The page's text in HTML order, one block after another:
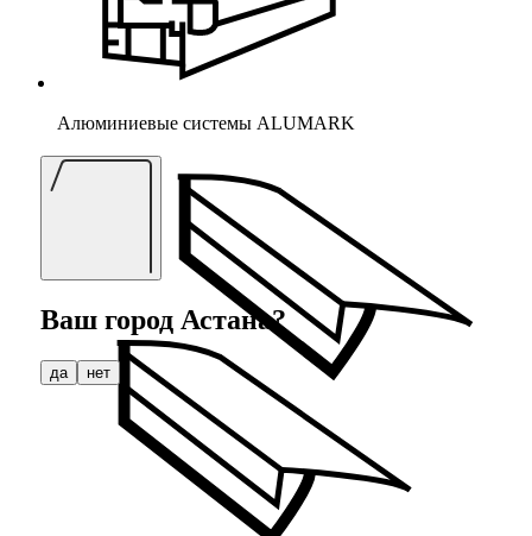
Алюминиевые системы ALUMARK
Ваш город Астана?
да нет